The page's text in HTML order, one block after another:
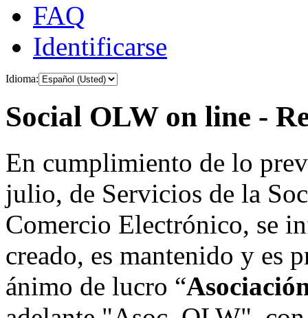
FAQ
Identificarse
Idioma:
Social OLW on line -
En cumplimiento de lo
julio, de Servicios de la
Comercio Electrónico, se
creado, es mantenido y es
ánimo de lucro “